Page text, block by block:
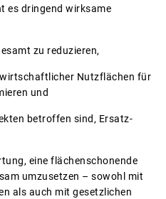
es dringend wirksame
zu reduzieren,
Nutzflächen für
und
betroffen sind, Ersatz-
eine flächenschonende
umzusetzen – sowohl mit
als auch mit gesetzlichen